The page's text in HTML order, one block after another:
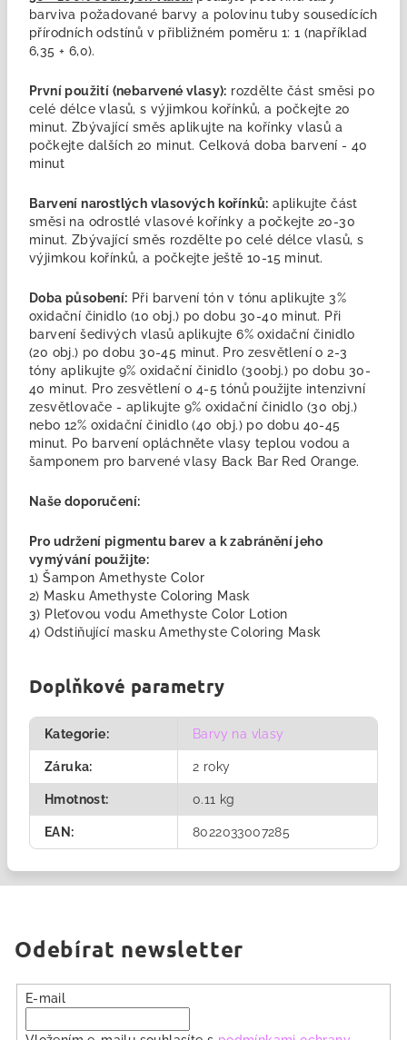
barviva požadované barvy a polovinu tuby sousedících
přírodních odstínů v přibližném poměru 1: 1 (například
6,35 + 6,0).
První použití (nebarvené vlasy): rozdělte část směsi po
celé délce vlasů, s výjimkou kořínků, a počkejte 20
minut. Zbývající směs aplikujte na kořínky vlasů a
počkejte dalších 20 minut. Celková doba barvení - 40
minut
Barvení narostlých vlasových kořínků: aplikujte část
směsi na odrostlé vlasové kořínky a počkejte 20-30
minut. Zbývající směs rozdělte po celé délce vlasů, s
výjimkou kořínků, a počkejte ještě 10-15 minut.
Doba působení: Při barvení tón v tónu aplikujte 3%
oxidační činidlo (10 obj.) po dobu 30-40 minut. Při
barvení šedivých vlasů aplikujte 6% oxidační činidlo
(20 obj.) po dobu 30-45 minut. Pro zesvětlení o 2-3
tóny aplikujte 9% oxidační činidlo (30obj.) po dobu 30-
40 minut. Pro zesvětlení o 4-5 tónů použijte intenzivní
zesvětlovače - aplikujte 9% oxidační činidlo (30 obj.)
nebo 12% oxidační činidlo (40 obj.) po dobu 40-45
minut. Po barvení opláchněte vlasy teplou vodou a
šamponem pro barvené vlasy Back Bar Red Orange.
Naše doporučení:
Pro udržení pigmentu barev a k zabránění jeho
vymývání použijte:
1) Šampon Amethyste Color
2) Masku Amethyste Coloring Mask
3) Pleťovou vodu Amethyste Color Lotion
4) Odstiňující masku Amethyste Coloring Mask
Doplňkové parametry
Kategorie: Barvy na vlasy
Záruka: 2 roky
Hmotnost: 0.11 kg
EAN : 8022033007285
Odebírat newsletter
E-mail